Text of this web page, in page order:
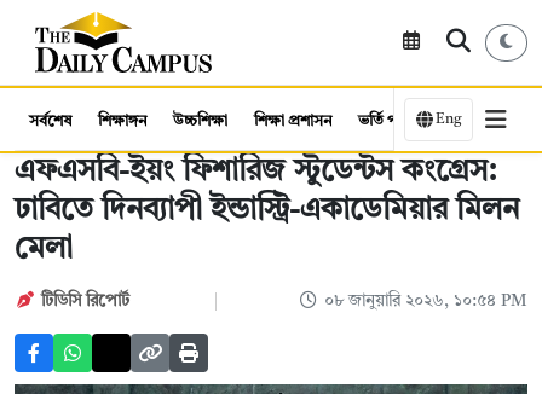
সর্বশেষ শিক্ষাঙ্গন উচ্চশিক্ষা শিক্ষা প্রশাসন ভর্তি পরীক্ষা কর্মসংস্থান
Eng
এফএসবি-ইয়ং ফিশারিজ স্টুডেন্টস কংগ্রেস:
ঢাবিতে দিনব্যাপী ইন্ডাস্ট্রি-একাডেমিয়ার মিলন
মেলা
টিডিসি রিপোর্ট ০৮ জানুয়ারি ২০২৬, ১০:৫৪ PM